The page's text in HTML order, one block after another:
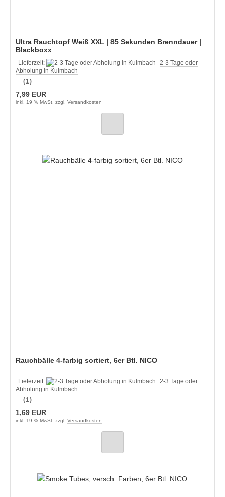
Ultra Rauchtopf Weiß XXL | 85 Sekunden Brenndauer |
Blackboxx
Lieferzeit:
2-3 Tage oder
Abholung in Kulmbach
(1)
7,99 EUR
inkl. 19 % MwSt. zzgl. Versandkosten
Rauchbälle 4-farbig sortiert, 6er Btl. NICO
Lieferzeit:
2-3 Tage oder
Abholung in Kulmbach
(1)
1,69 EUR
inkl. 19 % MwSt. zzgl. Versandkosten